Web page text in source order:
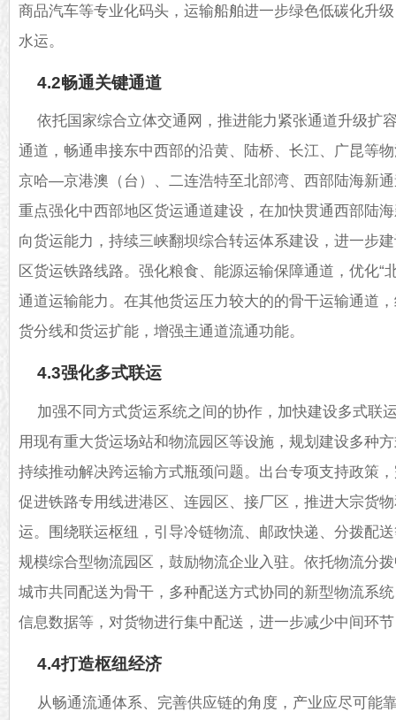
商品汽车等专业化码头，运输船舶进一步绿色低碳化升
水运。
4.2畅通关键通道
依托国家综合立体交通网，推进能力紧张通道升级扩
通道，畅通串接东中西部的沿黄、陆桥、长江、广昆等
京哈—京港澳（台）、二连浩特至北部湾、西部陆海新
重点强化中西部地区货运通道建设，在加快贯通西部陆
向货运能力，持续三峡翻坝综合转运体系建设，进一步
区货运铁路线路。强化粮食、能源运输保障通道，优化“
通道运输能力。在其他货运压力较大的的骨干运输通道
货分线和货运扩能，增强主通道流通功能。
4.3强化多式联运
加强不同方式货运系统之间的协作，加快建设多式联
用现有重大货运场站和物流园区等设施，规划建设多种
持续推动解决跨运输方式瓶颈问题。出台专项支持政策
促进铁路专用线进港区、连园区、接厂区，推进大宗货
运。围绕联运枢纽，引导冷链物流、邮政快递、分拨配
规模综合型物流园区，鼓励物流企业入驻。依托物流分
城市共同配送为骨干，多种配送方式协同的新型物流系
信息数据等，对货物进行集中配送，进一步减少中间环
4.4打造枢纽经济
从畅通流通体系、完善供应链的角度，产业应尽可能